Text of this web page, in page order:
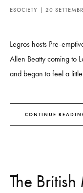
ESOCIETY 20
Legros hosts Pre-
Allen Beatty coming to
and began to feel a
CONTINUE
The